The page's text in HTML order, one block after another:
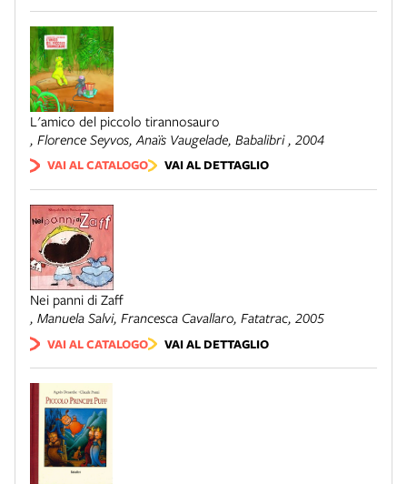
L'amico del piccolo tirannosauro
, Florence Seyvos, Anaïs Vaugelade, Babalibri, 2004
VAI AL CATALOGO VAI AL DETTAGLIO
Nei panni di Zaff
, Manuela Salvi, Francesca Cavallaro, Fatatrac, 2005
VAI AL CATALOGO VAI AL DETTAGLIO